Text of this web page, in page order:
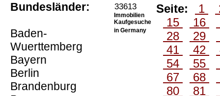
Bundesländer:
Baden-
Wuerttemberg
Bayern
Berlin
Brandenburg
33613
Immobilien
Kaufgesuche
in Germany
Seite: 1
15
16
28
29
41
42
54
55
67
68
80
81